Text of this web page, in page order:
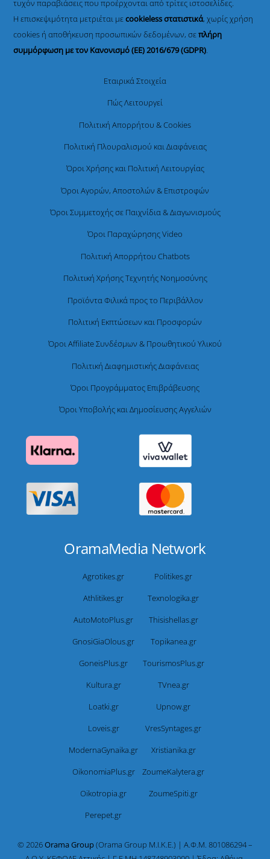
τυχόν παραβιάσεις που προέρχονται από τρίτες ιστοσελίδες.
Η επισκεψιμότητα μετριέται μεcookieless στατιστικά, χωρίς χρήση
cookies ή αποθήκευση προσωπικών δεδομένων, σεπλήρη
συμμόρφωση με τον Κανονισμό (ΕΕ) 2016/679 (GDPR).
Εταιρικά Στοιχεία
Πώς Λειτουργεί
Πολιτική Απορρήτου & Cookies
Πολιτική Πλουραλισμού και Διαφάνειας
Όροι Χρήσης και Πολιτική Λειτουργίας
Όροι Αγορών, Αποστολών & Επιστροφών
Όροι Συμμετοχής σε Παιχνίδια & Διαγωνισμούς
Όροι Παραχώρησης Video
Πολιτική Απορρήτου Chatbots
Πολιτική Χρήσης Τεχνητής Νοημοσύνης
Προϊόντα Φιλικά προς το Περιβάλλον
Πολιτική Εκπτώσεων και Προσφορών
Όροι Affiliate Συνδέσμων & Προωθητικού Υλικού
Πολιτική Διαφημιστικής Διαφάνειας
Όροι Προγράμματος Επιβράβευσης
Όροι Υποβολής και Δημοσίευσης Αγγελιών
OramaMedia Network
Agrotikes.gr
Politikes.gr
Athlitikes.gr
Texnologika.gr
AutoMotoPlus.gr
Thisishellas.gr
GnosiGiaOlous.gr
Topikanea.gr
GoneisPlus.gr
TourismosPlus.gr
Kultura.gr
TVnea.gr
Loatki.gr
Upnow.gr
Loveis.gr
VresSyntages.gr
ModernaGynaika.gr
Xristianika.gr
OikonomiaPlus.gr
ZoumeKalytera.gr
Oikotropia.gr
ZoumeSpiti.gr
Perepet.gr
© 2026Orama Group(Orama Group Μ.Ι.Κ.Ε.) | Α.Φ.Μ. 801086294 –